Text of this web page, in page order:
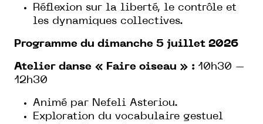
Réflexion sur la liberté, le contrôle et
les dynamiques collectives.
Programme du dimanche 5 juillet 2026
Atelier danse « Faire oiseau » : 10h30 –
12h30
Animé par Nefeli Asteriou.
Exploration du vocabulaire gestuel